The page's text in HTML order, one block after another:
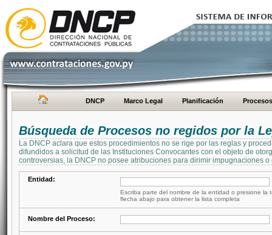
DNCP Marco Legal Planificación Procesos
Búsqueda de Procesos no regidos por la
La DNCP aclara que estos procedimientos no se rige por las reglas y
difundidos a solicitud de las Instituciones Convocantes con el objeto de
controversias, la DNCP no posee atribuciones para dirimir impugnaciones
Entidad:
Escriba parte del nombre de la entidad o presione la
flecha abajo para obtener la lista completa
Nombre del Proceso: